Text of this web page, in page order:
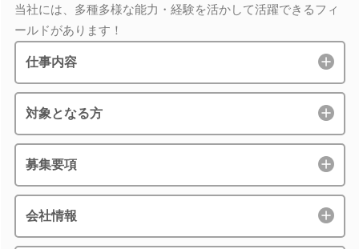
当社には、多種多様な能力・経験を活かして活躍できるフィ
ールドがあります！
仕事内容
対象となる方
募集要項
会社情報